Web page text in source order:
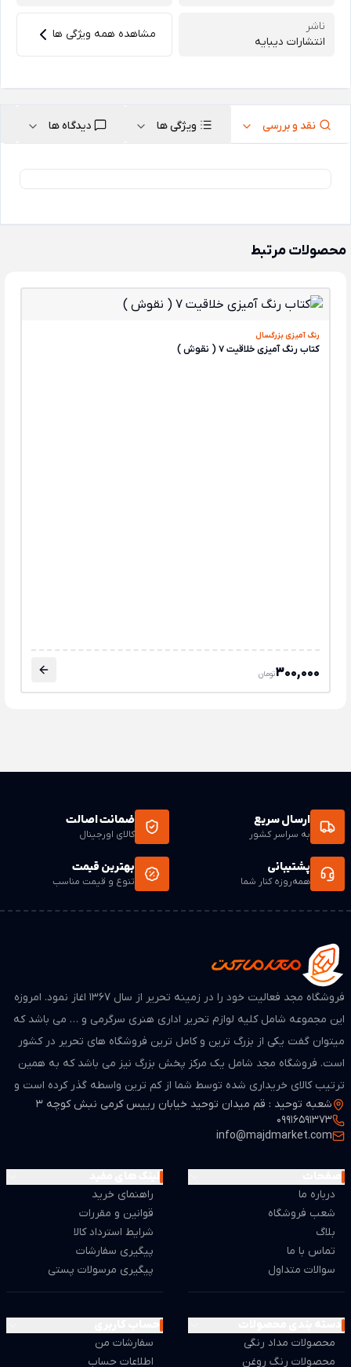
ناشر
انتشارات دیبایه
مشاهده همه ویژگی ها
نقد و بررسی ویژگی ها دیدگاه ها
محصولات مرتبط
رنگ آمیزی بزرگسال
کتاب رنگ آمیزی خلاقیت 7 ( نقوش )
300,000تومان
ارسال سریع
به سراسر کشور
ضمانت اصالت
کالای اورجینال
پشتیبانی
همه‌روزه کنار شما
بهترین قیمت
تنوع و قیمت مناسب
فروشگاه مجد فعالیت خود را در زمینه تحریر از سال ۱۳۶۷ اغاز نمود. امروزه
این مجموعه شامل کلیه لوازم تحریر اداری هنری سرگرمی و … می باشد که
میتوان گفت یکی از بزرگ ترین و کامل ترین فروشگاه های تحریر در کشور
است. فروشگاه مجد شامل یک مرکز پخش بزرگ نیز می باشد که به همین
ترتیب کالای خریداری شده توسط شما از کم ترین واسطه گذر کرده است و
از لحاظ قیمت بسیار مطمن و مناسب می باشد.
شعبه توحید : قم میدان توحید خیابان رییس کرمی نبش کوچه 3
09916591373
info@majdmarket.com
درباره ما
شعب فروشگاه
بلاگ
تماس با ما
سوالات متداول
راهنمای خرید
قوانین و مقررات
شرایط استرداد کالا
پیگیری سفارشات
پیگیری مرسولات پستی
محصولات مداد رنگی
محصولات رنگ روغن
سفارشات من
اطلاعات حساب